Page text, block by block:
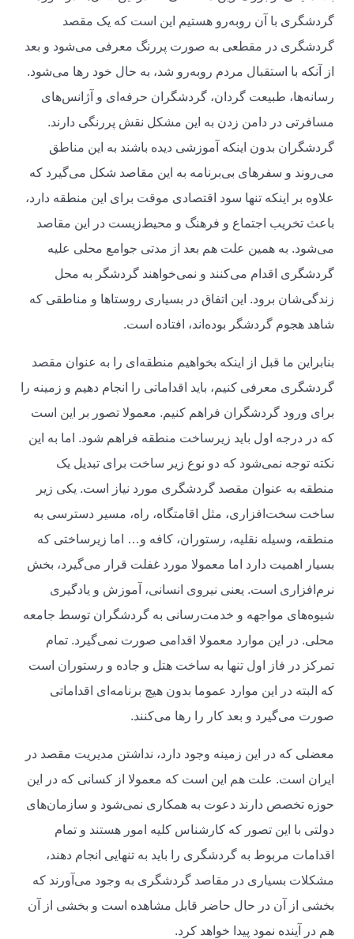
گردشگری با آن روبه‌رو هستیم این است که یک مقصد
گردشگری در مقطعی به صورت پررنگ معرفی می‌شود و بعد
از آنکه با استقبال مردم روبه‌رو شد، به حال خود رها می‌شود.
رسانه‌ها، طبیعت گردان، گردشگران حرفه‌ای و آژانس‌های
مسافرتی در دامن زدن به این مشکل نقش پررنگی دارند.
گردشگران بدون اینکه آموزشی دیده باشند به این مناطق
می‌روند و سفرهای بی‌برنامه به این مقاصد شکل می‌گیرد که
علاوه بر اینکه تنها سود اقتصادی موقت برای این منطقه دارد،
باعث تخریب اجتماع و فرهنگ و محیط‌زیست در این مقاصد
می‌شود. به همین علت هم بعد از مدتی جوامع محلی علیه
گردشگری اقدام می‌کنند و نمی‌خواهند گردشگر به محل
زندگی‌شان برود. این اتفاق در بسیاری روستاها و مناطقی که
شاهد هجوم گردشگر بوده‌اند، افتاده است.
بنابراین ما قبل از اینکه بخواهیم منطقه‌ای را به عنوان مقصد
گردشگری معرفی کنیم، باید اقداماتی را انجام دهیم و زمینه را
برای ورود گردشگران فراهم کنیم. معمولا تصور بر این است
که در درجه اول باید زیرساخت منطقه فراهم شود. اما به این
نکته توجه نمی‌شود که دو نوع زیر ساخت برای تبدیل یک
منطقه به عنوان مقصد گردشگری مورد نیاز است. یکی زیر
ساخت سخت‌افزاری، مثل اقامتگاه، راه، مسیر دسترسی به
منطقه، وسیله نقلیه، رستوران، کافه و… اما زیرساختی که
بسیار اهمیت دارد اما معمولا مورد غفلت قرار می‌گیرد، بخش
نرم‌افزاری است. یعنی نیروی انسانی، آموزش و یادگیری
شیوه‌های مواجهه و خدمت‌رسانی به گردشگران توسط جامعه
محلی. در این موارد معمولا اقدامی صورت نمی‌گیرد. تمام
تمرکز در فاز اول تنها به ساخت هتل و جاده و رستوران است
که البته در این موارد عموما بدون هیچ برنامه‌ای اقداماتی
صورت می‌گیرد و بعد کار را رها می‌کنند.
معضلی که در این زمینه وجود دارد، نداشتن مدیریت مقصد در
ایران است. علت هم این است که معمولا از کسانی که در این
حوزه تخصص دارند دعوت به همکاری نمی‌شود و سازمان‌های
دولتی با این تصور که کارشناس کلیه امور هستند و تمام
اقدامات مربوط به گردشگری را باید به تنهایی انجام دهند،
مشکلات بسیاری در مقاصد گردشگری به وجود می‌آورند که
بخشی از آن در حال حاضر قابل مشاهده است و بخشی از آن
هم در آینده نمود پیدا خواهد کرد.